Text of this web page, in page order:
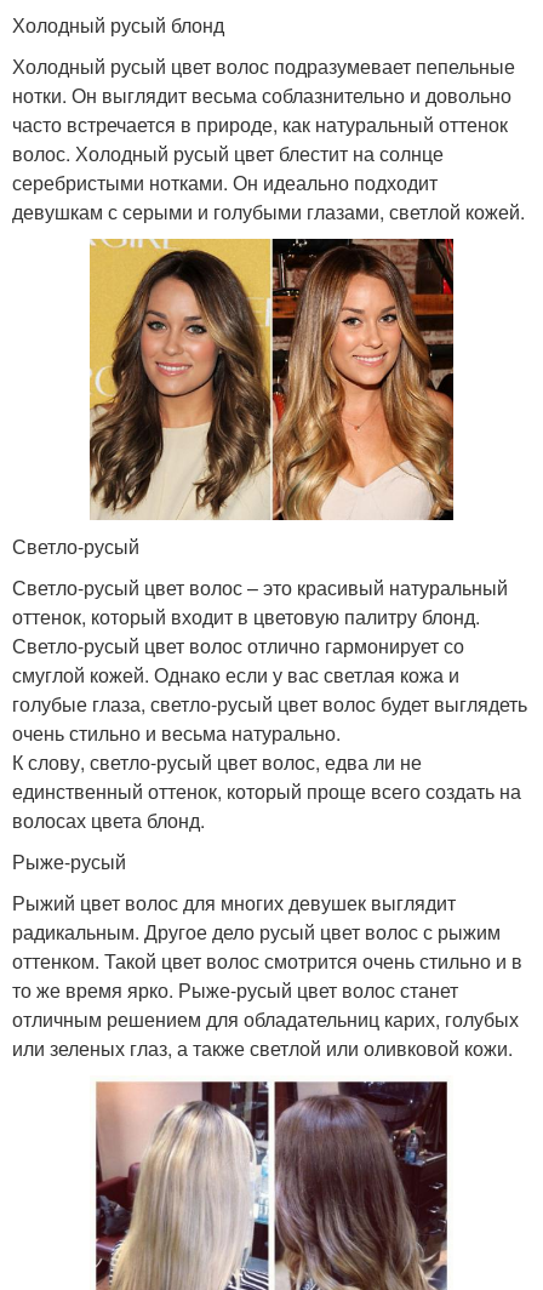
Холодный русый блонд
Холодный русый цвет волос подразумевает пепельные
нотки. Он выглядит весьма соблазнительно и довольно
часто встречается в природе, как натуральный оттенок
волос. Холодный русый цвет блестит на солнце
серебристыми нотками. Он идеально подходит
девушкам с серыми и голубыми глазами, светлой кожей.
Светло-русый
Светло-русый цвет волос – это красивый натуральный
оттенок, который входит в цветовую палитру блонд.
Светло-русый цвет волос отлично гармонирует со
смуглой кожей. Однако если у вас светлая кожа и
голубые глаза, светло-русый цвет волос будет выглядеть
очень стильно и весьма натурально.
К слову, светло-русый цвет волос, едва ли не
единственный оттенок, который проще всего создать на
волосах цвета блонд.
Рыже-русый
Рыжий цвет волос для многих девушек выглядит
радикальным. Другое дело русый цвет волос с рыжим
оттенком. Такой цвет волос смотрится очень стильно и в
то же время ярко. Рыже-русый цвет волос станет
отличным решением для обладательниц карих, голубых
или зеленых глаз, а также светлой или оливковой кожи.